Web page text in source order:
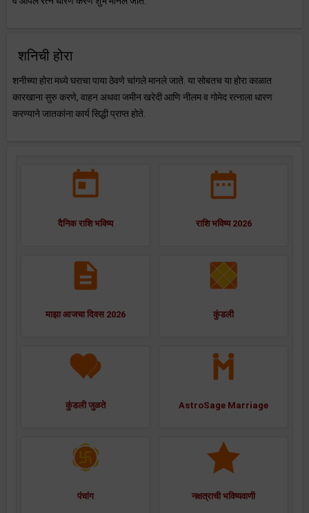
शनिची होरा
शनीच्या होरा मध्ये घराचा पाया ठेवणे चांगले मानले जाते. या सोबतच या होरा काळात
कारखाना सुरु करणे, वाहन अथवा जमीन खरेदी आणि नीलम व गोमेद रत्नाला धारण
करण्याने जातकांना कार्य सिद्धी प्राप्त होते.
दैनिक राशि भविष्य राशि भविष्य 2026
माझा आजचा दिवस 2026 कुंडली
कुंडली जुळते AstroSage Marriage
पंचांग नक्षत्राची भविष्यवाणी